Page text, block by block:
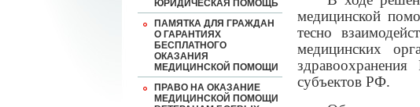
ЮРИДИЧЕСКАЯ ПОМОЩЬ
ПАМЯТКА ДЛЯ ГРАЖДАН
О ГАРАНТИЯХ
БЕСПЛАТНОГО
ОКАЗАНИЯ
МЕДИЦИНСКОЙ ПОМОЩИ
ПРАВО НА ОКАЗАНИЕ
МЕДИЦИНСКОЙ ПОМОЩИ
медицинской
тесно
медицинских
субъектов РФ.